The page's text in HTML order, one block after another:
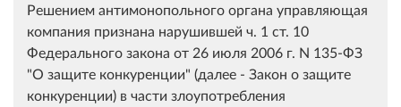
Решением антимонопольного органа управляющая
компания признана нарушившей ч. 1 ст. 10
Федерального закона от 26 июля 2006 г. N 135-ФЗ
"О защите конкуренции" (далее - Закон о защите
конкуренции) в части злоупотребления